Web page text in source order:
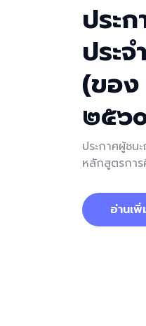
ประ
ประ
(ขอ
๒๕๖
ประกาศผู้ช
หลักสูตรการ
อ่านเพิ่